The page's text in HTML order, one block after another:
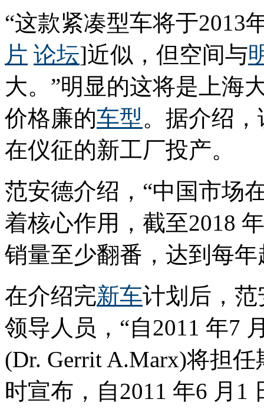
“这款紧凑型车将于2013
片 论坛]近似，但空间与
大。”明显的这将是上海
价格廉的车型。据介绍
在仪征的新工厂投产。
范安德介绍，“中国市场
着核心作用，截至2018
销量至少翻番，达到每
在介绍完新车计划后，
领导人员，“自2011 年7
(Dr. Gerrit A.Marx)将担
时宣布，自2011 年6 月1